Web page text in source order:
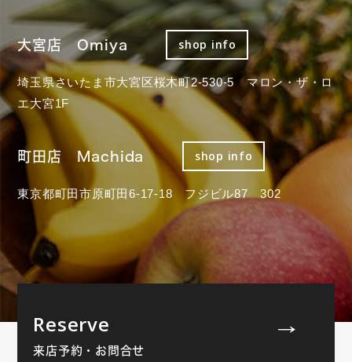
大宮店 Omiya shop info
埼玉県さいたま市大宮区桜木町2-530-5 マロン・ザ・ロ
エ大宮1F
町田店 Machida shop info
東京都町田市原町田6-17-18 フジビル87 302
Reserve
来店予約・お問合せ